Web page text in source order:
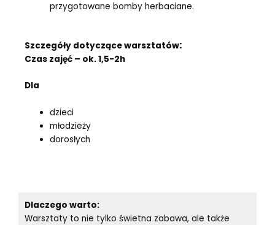
przygotowane bomby herbaciane.
Szczegóły dotyczące warsztatów:
Czas zajęć – ok.1,5-2h
Dla
dzieci
młodzieży
dorosłych
Dlaczego warto:
Warsztaty to nie tylko świetna zabawa, ale także